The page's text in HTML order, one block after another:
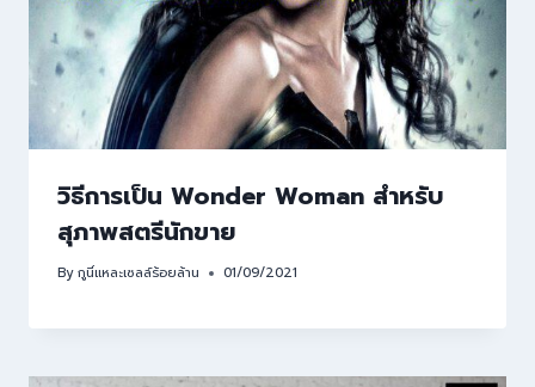
วิธีการเป็น Wonder Woman สำหรับ
สุภาพสตรีนักขาย
Byกูนี่แหละเซลล์ร้อยล้าน 01/09/2021